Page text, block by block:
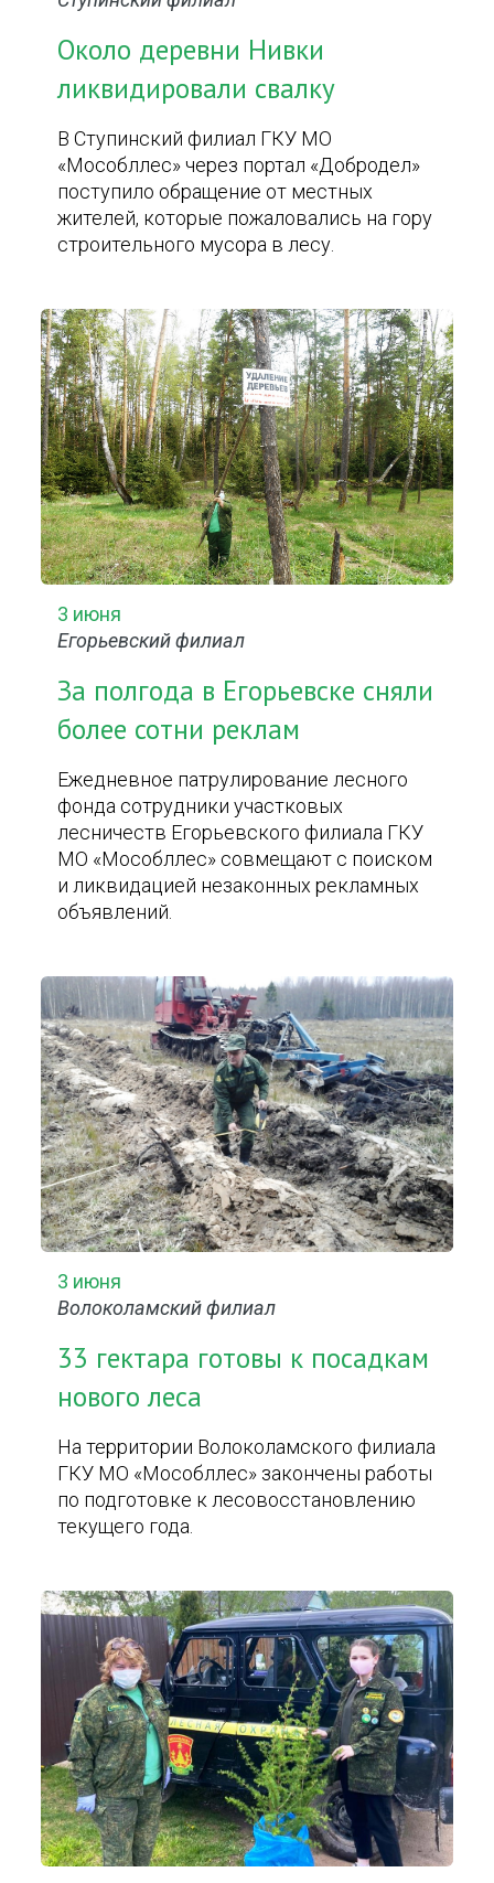
Около деревни Нивки
ликвидировали свалку
В Ступинский филиал ГКУ МО
«Мособллес» через портал «Добродел»
поступило обращение от местных
жителей, которые пожаловались на гору
строительного мусора в лесу.
3 июня
Егорьевский филиал
За полгода в Егорьевске сняли
более сотни реклам
Ежедневное патрулирование лесного
фонда сотрудники участковых
лесничеств Егорьевского филиала ГКУ
МО «Мособллес» совмещают с поиском
и ликвидацией незаконных рекламных
объявлений.
3 июня
Волоколамский филиал
33 гектара готовы к посадкам
нового леса
На территории Волоколамского филиала
ГКУ МО «Мособллес» закончены работы
по подготовке к лесовосстановлению
текущего года.